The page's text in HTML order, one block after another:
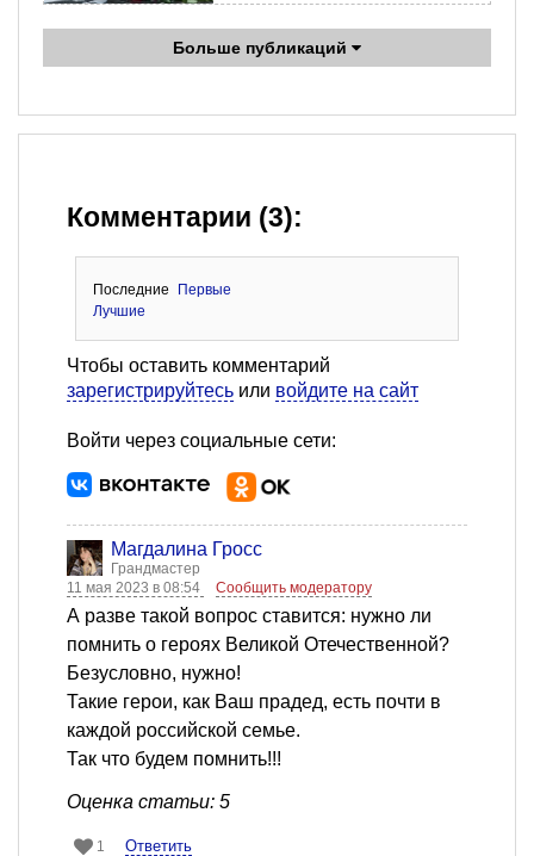
Больше публикаций
Комментарии (3):
Последние
Первые
Лучшие
Чтобы оставить комментарий
зарегистрируйтесь или войдите на сайт
Войти через социальные сети:
Магдалина Гросс
Грандмастер
11 мая 2023 в 08:54
Сообщить модератору
А разве такой вопрос ставится: нужно ли
помнить о героях Великой Отечественной?
Безусловно, нужно!
Такие герои, как Ваш прадед, есть почти в
каждой российской семье.
Так что будем помнить!!!
Оценка статьи: 5
1 Ответить